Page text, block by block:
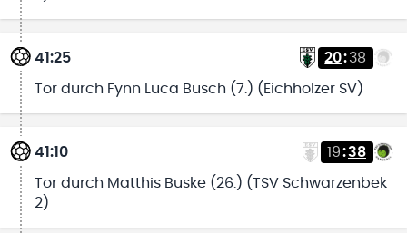
41:25 20:38
Tor durch Fynn Luca Busch (7.) (Eichholzer SV)
41:10 19:38
Tor durch Matthis Buske (26.) (TSV Schwarzenbek
2)